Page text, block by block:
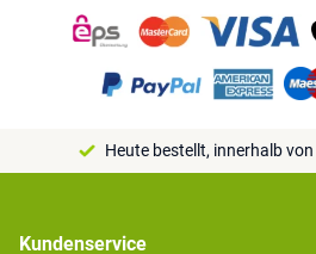
Heute bestellt, innerhalb von
Kundenservice